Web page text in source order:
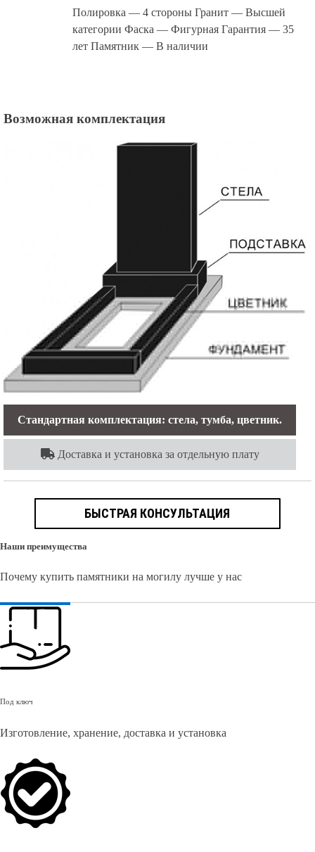
Полировка — 4 стороны Гранит — Высшей
категории Фаска — Фигурная Гарантия — 35
лет Памятник — В наличии
Возможная комплектация
Стандартная комплектация: стела, тумба, цветник.
Доставка и установка за отдельную плату
БЫСТРАЯ КОНСУЛЬТАЦИЯ
Наши преимущества
Почему купить памятники на могилу лучше у нас
Под ключ
Изготовление, хранение, доставка и установка